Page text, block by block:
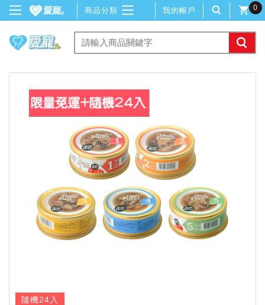
商品分類 我的帳戶 0
隨機24入